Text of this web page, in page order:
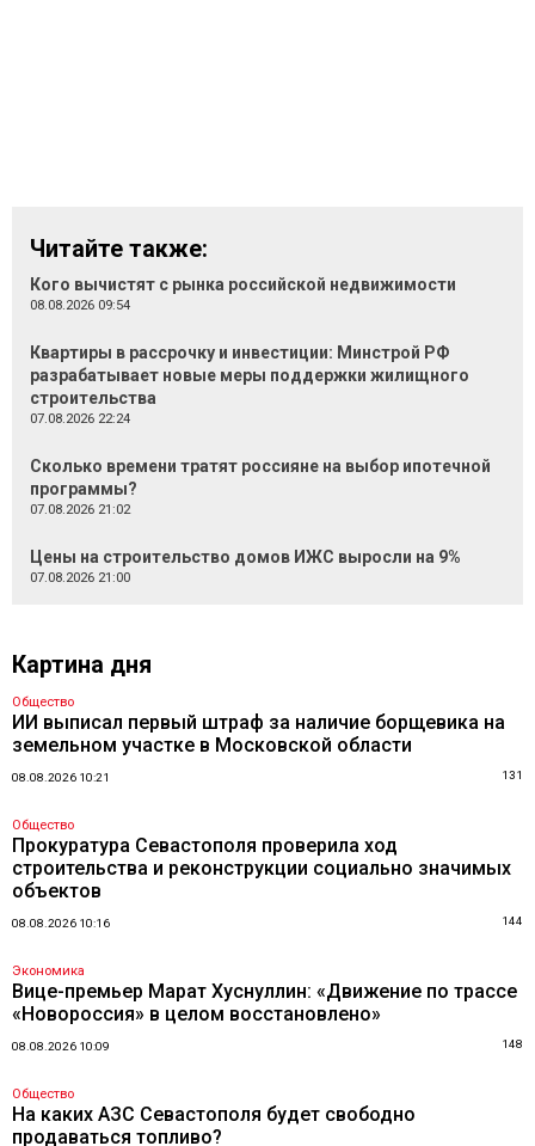
Читайте также:
Кого вычистят с рынка российской недвижимости
08.08.2026 09:54
Квартиры в рассрочку и инвестиции: Минстрой РФ
разрабатывает новые меры поддержки жилищного
строительства
07.08.2026 22:24
Сколько времени тратят россияне на выбор ипотечной
программы?
07.08.2026 21:02
Цены на строительство домов ИЖС выросли на 9%
07.08.2026 21:00
Картина дня
Общество
ИИ выписал первый штраф за наличие борщевика на
земельном участке в Московской области
08.08.2026 10:21 131
Общество
Прокуратура Севастополя проверила ход
строительства и реконструкции социально значимых
объектов
08.08.2026 10:16 144
Экономика
Вице-премьер Марат Хуснуллин: «Движение по трассе
«Новороссия» в целом восстановлено»
08.08.2026 10:09 148
Общество
На каких АЗС Севастополя будет свободно
продаваться топливо?